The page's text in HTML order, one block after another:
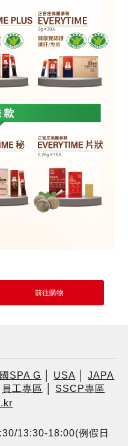
SPA G USA │JAPA
員工專區
SSCP專區
13:30-18:00(例假日